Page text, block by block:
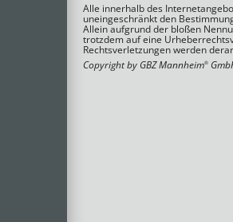
Alle innerhalb des
uneingeschränkt den
Allein aufgrund der bloßen
trotzdem auf eine
Rechtsverletzungen werden
Copyright by GBZ Mannheim®